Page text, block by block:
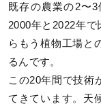
既存の農業の2〜3
2000年と2022年
らもう植物工場と
るんです。
この20年間で技術
てきています。天